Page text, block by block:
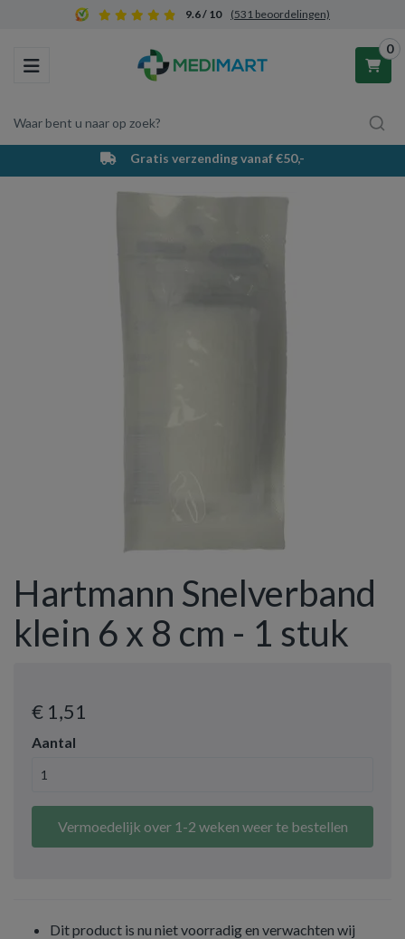
9.6 / 10 (531 beoordelingen)
Toggle navigation
Waar bent u naar op zoek?
0
Winkelwagen
Uw winkelwagen is leeg.
Vul hem met producten.
Gratis verzending vanaf €50,-
Hartmann Snelverband
klein 6 x 8 cm - 1 stuk
€ 1,51
Aantal
Vermoedelijk over 1-2 weken weer te bestellen
Dit product is nu niet voorradig en verwachten wij